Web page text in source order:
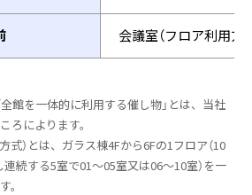
会議室（フロア利用方
「全館を一体的に利用する催し物」とは、当社
ろによります。
方式）とは、ガラス棟4Fから6Fの1フロア（10
連続する5室で01〜05室又は06〜10室）を一
。